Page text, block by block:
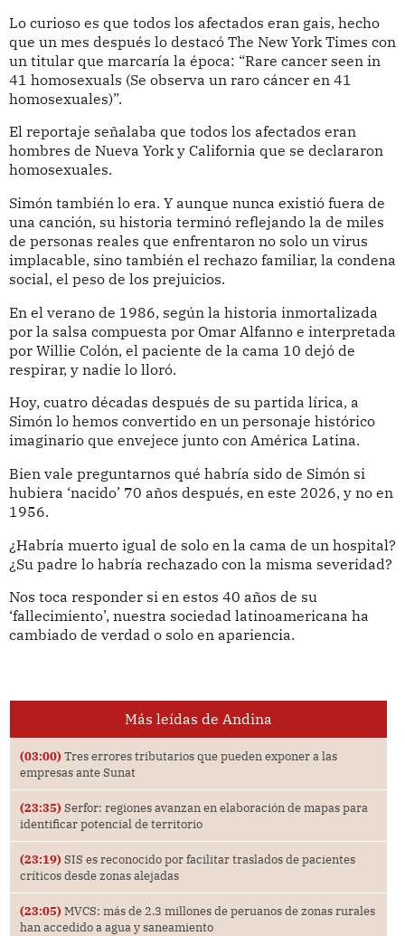
Lo curioso es que todos los afectados eran gais, hecho
que un mes después lo destacó The New York Times con
un titular que marcaría la época: “Rare cancer seen in
41 homosexuals (Se observa un raro cáncer en 41
homosexuales)”.
El reportaje señalaba que todos los afectados eran
hombres de Nueva York y California que se declararon
homosexuales.
Simón también lo era. Y aunque nunca existió fuera de
una canción, su historia terminó reflejando la de miles
de personas reales que enfrentaron no solo un virus
implacable, sino también el rechazo familiar, la condena
social, el peso de los prejuicios.
En el verano de 1986, según la historia inmortalizada
por la salsa compuesta por Omar Alfanno e interpretada
por Willie Colón, el paciente de la cama 10 dejó de
respirar, y nadie lo lloró.
Hoy, cuatro décadas después de su partida lírica, a
Simón lo hemos convertido en un personaje histórico
imaginario que envejece junto con América Latina.
Bien vale preguntarnos qué habría sido de Simón si
hubiera ‘nacido’ 70 años después, en este 2026, y no en
1956.
¿Habría muerto igual de solo en la cama de un hospital?
¿Su padre lo habría rechazado con la misma severidad?
Nos toca responder si en estos 40 años de su
‘fallecimiento’, nuestra sociedad latinoamericana ha
cambiado de verdad o solo en apariencia.
Más leídas de Andina
(03:00) Tres errores tributarios que pueden exponer a las
empresas ante Sunat
(23:35) Serfor: regiones avanzan en elaboración de mapas para
identificar potencial de territorio
(23:19) SIS es reconocido por facilitar traslados de pacientes
críticos desde zonas alejadas
(23:05) MVCS: más de 2.3 millones de peruanos de zonas rurales
han accedido a agua y saneamiento